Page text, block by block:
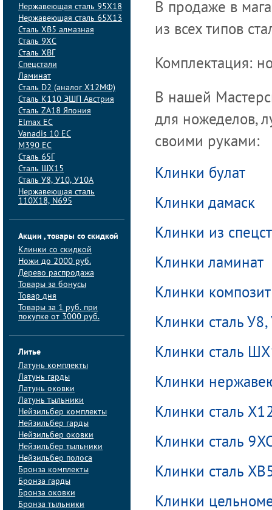
Нержавеющая сталь 95Х18
Нержавеющая сталь 65Х13
Сталь ХВ5 алмазная
Сталь 9ХС
Сталь ХВГ
Спецстали
Ламинат
Сталь D2 (аналог Х12МФ)
Сталь K110 ЭШП Австрия
Сталь ZA18 Япония
Elmax ЕС
Vanadis 10 ЕС
M390 ЕС
Сталь 65Г
Сталь ШХ15
Сталь У8, У10, У10А
Нержавеющая сталь
110Х18, N695
Акции , товары со скидкой
Клинки со скидкой
Ножи до 2000 руб.
Дерево распродажа
Товары за бонусы
Товар дня
Товары за 1 руб. при
покупке от 3000 руб.
Литье
Латунь комплекты
Латунь гарды
Латунь оковки
Латунь тыльники
Нейзильбер комплекты
Нейзильбер гарды
Нейзильбер оковки
Нейзильбер тыльники
Нейзильбер полоса
Бронза комплекты
Бронза гарды
Бронза оковки
Бронза тыльники
В продаже в
из всех типов
Комплектация:
В нашей
для ножеделов,
своими руками:
Клинки булат
Клинки дамаск
Клинки из
Клинки ламинат
Клинки композит
Клинки сталь
Клинки сталь
Клинки
Клинки сталь
Клинки сталь
Клинки сталь
Клинки